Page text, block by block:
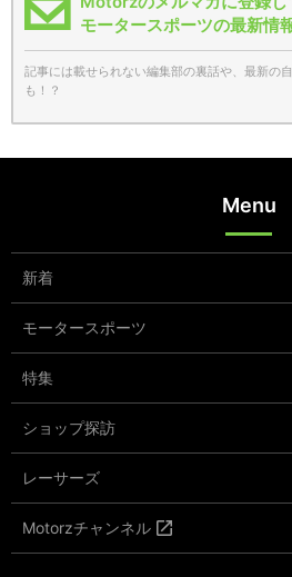
モータースポーツの最新情
記事には載せられない編集部の裏話や、最新の
も！？
Menu
新着
モータースポーツ
特集
ショップ探訪
レーサーズ
Motorzチャンネル